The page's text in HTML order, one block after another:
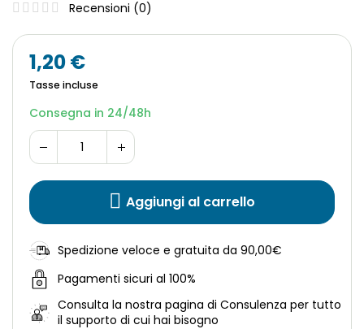
Recensioni (0)
1,20 €
Tasse incluse
Consegna in 24/48h
Aggiungi al carrello
Spedizione veloce e gratuita da 90,00€
Pagamenti sicuri al 100%
Consulta la nostra pagina di Consulenza per tutto
il supporto di cui hai bisogno